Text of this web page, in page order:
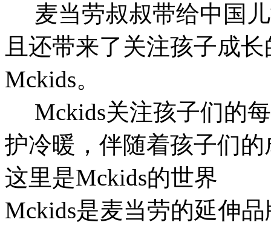
麦当劳叔叔带给中国
且还带来了关注孩子成
Mckids。
Mckids关注孩子们的
护冷暖，伴随着孩子们的
这里是Mckids的世界
Mckids是麦当劳的延伸